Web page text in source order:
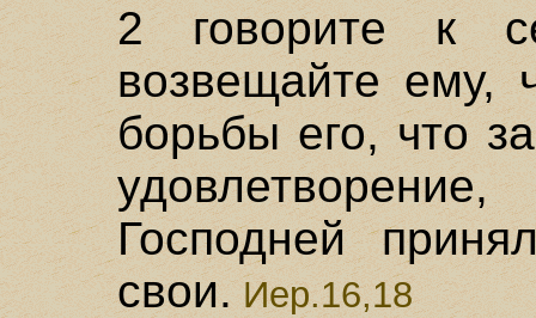
2 говорите к
возвещайте ему,
борьбы его, что
Господней
свои.Иер.16,18